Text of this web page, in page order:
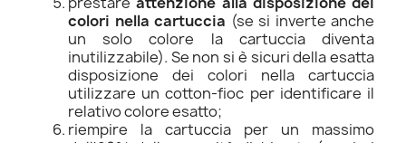
colori nella cartuccia (se si inverte anche
un solo colore la cartuccia diventa
inutilizzabile). Se non si è sicuri della esatta
disposizione dei colori nella cartuccia
utilizzare un cotton-fioc per identificare il
relativo colore esatto;
riempire la cartuccia per un massimo